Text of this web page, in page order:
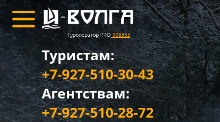
Туроператор РТО 008863
Туристам:
+7-927-510-30-43
Агентствам:
+7-927-510-28-72